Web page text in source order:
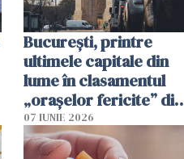
București, printre
ultimele capitale din
lume în clasamentul
„orașelor fericite” din
2026
07 IUNIE 2026